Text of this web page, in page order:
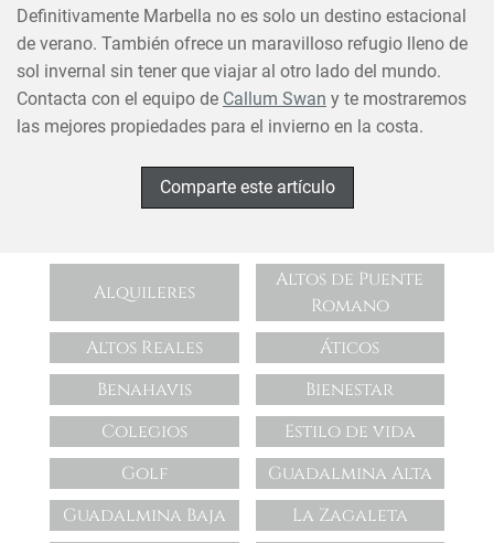
Definitivamente Marbella no es solo un destino estacional
de verano. También ofrece un maravilloso refugio lleno de
sol invernal sin tener que viajar al otro lado del mundo.
Contacta con el equipo de Callum Swan y te mostraremos
las mejores propiedades para el invierno en la costa.
Comparte este artículo
Alquileres
Altos de Puente
Romano
Altos Reales
Áticos
Benahavis
Bienestar
Colegios
Estilo de vida
Golf
Guadalmina Alta
Guadalmina Baja
La Zagaleta